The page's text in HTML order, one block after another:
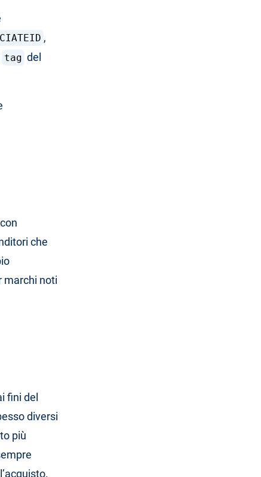
,
tag del
che
marchi noti
fini del
diversi
più